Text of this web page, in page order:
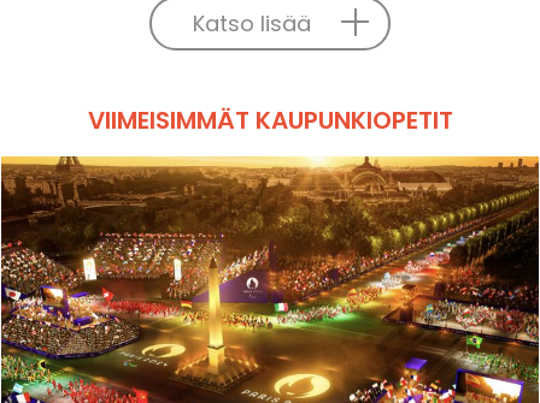
Katso lisää
VIIMEISIMMÄT KAUPUNKIOPETIT